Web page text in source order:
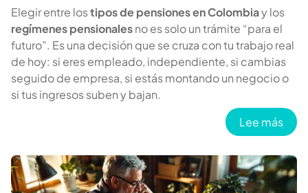
Elegir entre lostipos de pensiones en Colombiay los
regímenes pensionalesno es solo un trámite “para el
futuro”. Es una decisión que se cruza con tu trabajo real
de hoy: si eres empleado, independiente, si cambias
seguido de empresa, si estás montando un negocio o
si tus ingresos suben y bajan.
Lee más